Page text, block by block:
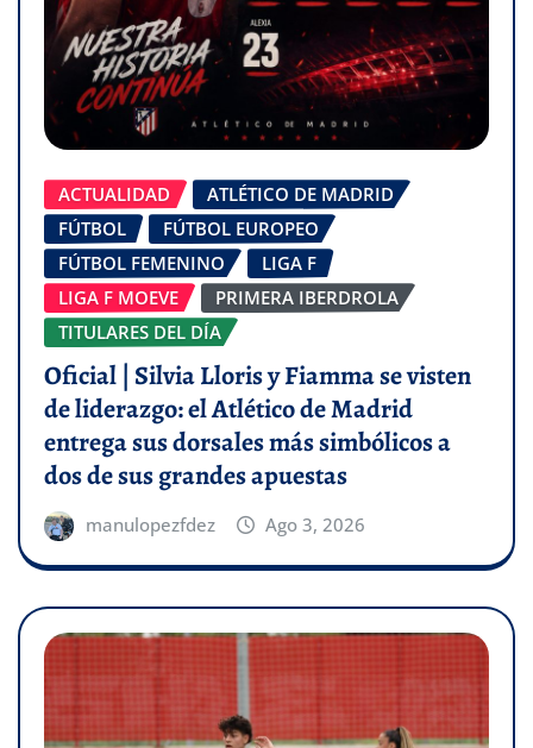
ACTUALIDAD
ATLÉTICO DE MADRID
FÚTBOL
FÚTBOL EUROPEO
FÚTBOL FEMENINO
LIGA F
LIGA F MOEVE
PRIMERA IBERDROLA
TITULARES DEL DÍA
Oficial | Silvia Lloris y Fiamma se visten
de liderazgo: el Atlético de Madrid
entrega sus dorsales más simbólicos a
dos de sus grandes apuestas
manulopezfdez Ago 3, 2026